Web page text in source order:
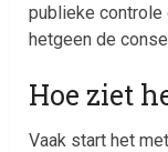
publieke controle
hetgeen de
Hoe ziet
Vaak start het